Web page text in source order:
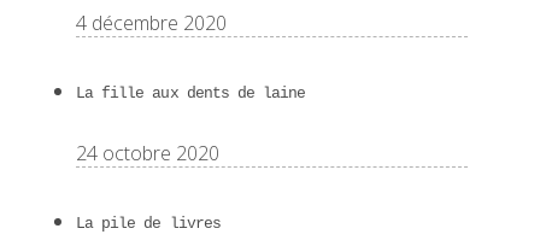
4 décembre 2020
La fille aux dents de laine
24 octobre 2020
La pile de livres